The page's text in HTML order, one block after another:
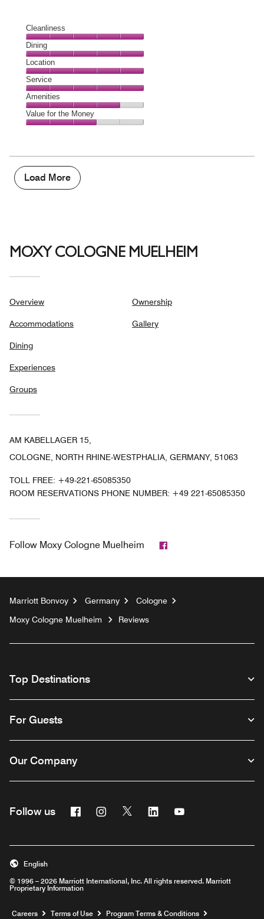
Cleanliness
Cleanliness,
5
out
of
5
Dining
Dining,
5
out
of
5
Location
Location,
5
out
of
5
Service
Service,
5
out
Amenities
Amenities,
4
5
Value for the Money
Money,
3
out
Load More
MOXY COLOGNE MUELHEIM
Overview
Accommodations
Dining
Experiences
Groups
Ownership
Gallery
AM KABELLAGER 15,
COLOGNE, NORTH RHINE-WESTPHALIA, GERMANY, 51063
TOLL FREE: +49-221-65085350
ROOM RESERVATIONS PHONE NUMBER: +49 221-65085350
Follow Moxy Cologne Muelheim
Marriott Bonvoy Germany
Cologne
Moxy Cologne Muelheim
Reviews
Top Destinations
For Guests
Our Company
Follow us FacebookInstagram
Twitter Linkedin
© 1996 – 2026 Marriott International, Inc. All rights reserved. Marriott
Proprietary Information
English
Careers Opens a new window
Terms of Use Program Terms & Conditions